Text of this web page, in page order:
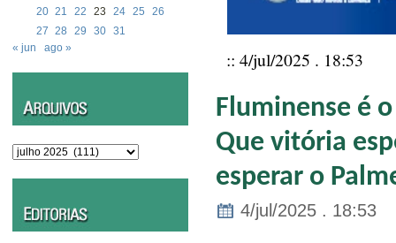
20 21 22 23 24 25
26
27 28 29 30 31
« jun
ago »
Arquivos
:: 4/jul/2025 . 18:53
Fluminense é
Que vitória
esperar o
4/jul/2025 . 18:53